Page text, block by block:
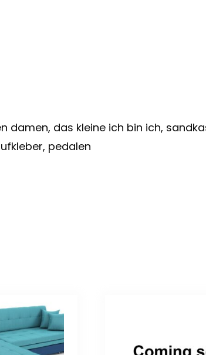
damen, das kleine ich bin ich,
pedalen